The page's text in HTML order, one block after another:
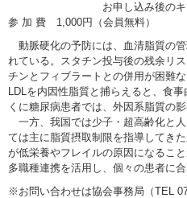
お申し込み後のキャンセル
参 加 費 1,000円（会員無料）
動脈硬化の予防には、血清脂質の
れている。スタチン投与後の残余リ
チンとフィブラートとの併用が困難
LDLを内因性脂質と捕らえると、食
くに糖尿病患者では、外因系脂質の
一方、我国では少子・超高齢化と
ては主に脂質摂取制限を指導してき
が低栄養やフレイルの原因になるこ
多職種連携を活用し、個々の患者に
※お問い合わせは協会事務局（TEL